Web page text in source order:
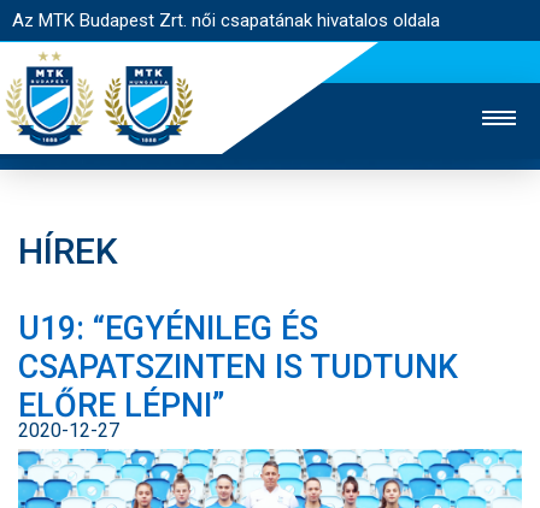
Az MTK Budapest Zrt. női csapatának hivatalos oldala
JEGYÉRTÉKESÍTÉS
WEBSHOP
EGYESÜLET
KAPCSOLAT
NYITÓLAP
HÍREK
HÍREK
U19: “EGYÉNILEG ÉS
CSAPATSZINTEN IS TUDTUNK
ELŐRE LÉPNI”
2020-12-27